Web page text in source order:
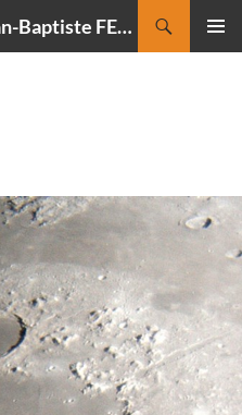
CIELMANIA : le blog de Jean-Baptiste FELDMANN, photographe du ciel